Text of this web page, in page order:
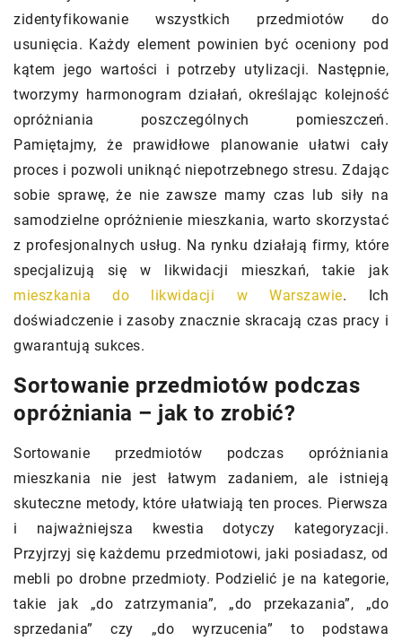
zidentyfikowanie wszystkich przedmiotów do
usunięcia. Każdy element powinien być oceniony pod
kątem jego wartości i potrzeby utylizacji. Następnie,
tworzymy harmonogram działań, określając kolejność
opróżniania poszczególnych pomieszczeń.
Pamiętajmy, że prawidłowe planowanie ułatwi cały
proces i pozwoli uniknąć niepotrzebnego stresu. Zdając
sobie sprawę, że nie zawsze mamy czas lub siły na
samodzielne opróżnienie mieszkania, warto skorzystać
z profesjonalnych usług. Na rynku działają firmy, które
specjalizują się w likwidacji mieszkań, takie jak
mieszkania do likwidacji w Warszawie. Ich
doświadczenie i zasoby znacznie skracają czas pracy i
gwarantują sukces.
Sortowanie przedmiotów podczas
opróżniania – jak to zrobić?
Sortowanie przedmiotów podczas opróżniania
mieszkania nie jest łatwym zadaniem, ale istnieją
skuteczne metody, które ułatwiają ten proces. Pierwsza
i najważniejsza kwestia dotyczy kategoryzacji.
Przyjrzyj się każdemu przedmiotowi, jaki posiadasz, od
mebli po drobne przedmioty. Podzielić je na kategorie,
takie jak „do zatrzymania”, „do przekazania”, „do
sprzedania” czy „do wyrzucenia” to podstawa